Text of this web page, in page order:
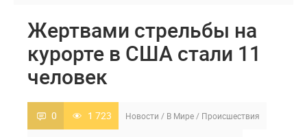
Жертвами стрельбы на
курорте в США стали 11
человек
0 1 723 Новости / В Мире / Происшествия